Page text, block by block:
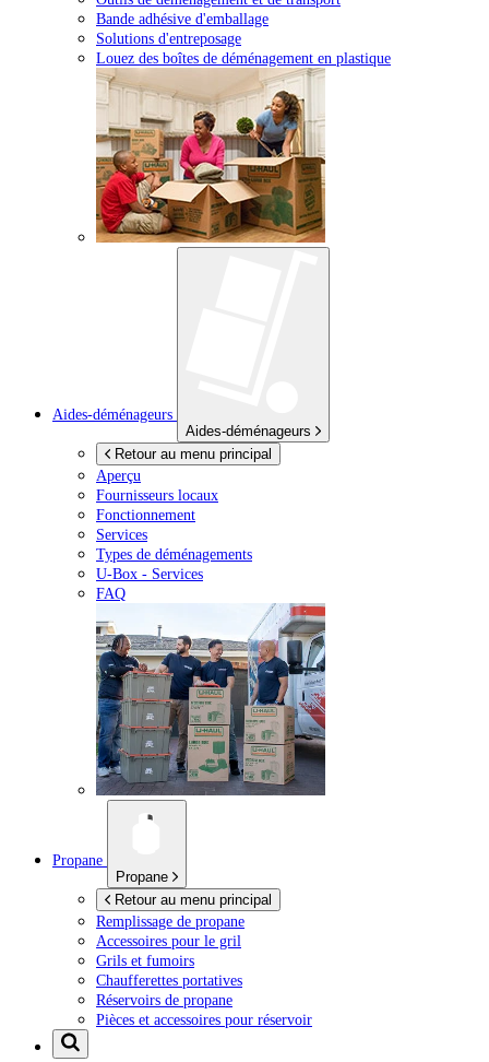
Bande adhésive d'emballage
Solutions d'entreposage
Louez des boîtes de déménagement en plastique
Aides-déménageurs
Aides-déménageurs
Retour au menu principal
Aperçu
Fournisseurs locaux
Fonctionnement
Services
Types de déménagements
U-Box - Services
FAQ
Propane
Propane
Retour au menu principal
Remplissage de propane
Accessoires pour le gril
Grils et fumoirs
Chaufferettes portatives
Réservoirs de propane
Pièces et accessoires pour réservoir